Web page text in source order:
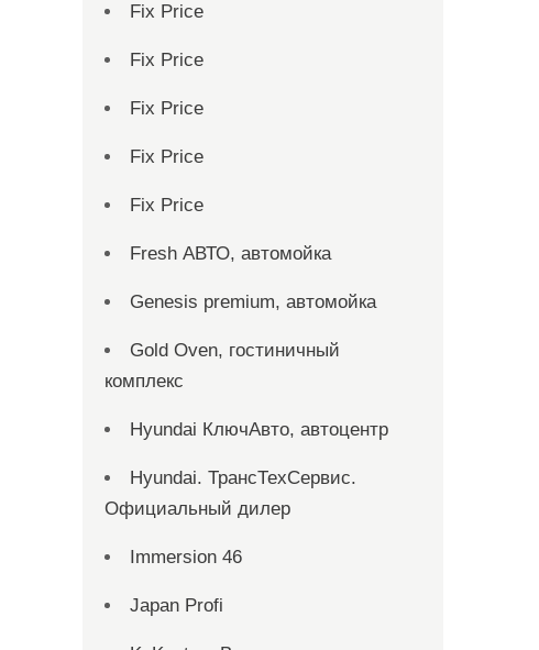
Fix Price
Fix Price
Fix Price
Fix Price
Fix Price
Fresh АВТО, автомойка
Genesis premium, автомойка
Gold Oven, гостиничный
комплекс
Hyundai КлючАвто, автоцентр
Hyundai. ТрансТехСервис.
Официальный дилер
Immersion 46
Japan Profi